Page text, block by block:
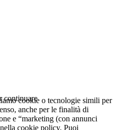
continuare
cookie o tecnologie simili per
anche per le finalità di
e “marketing (con annunci
cookie policy. Puoi